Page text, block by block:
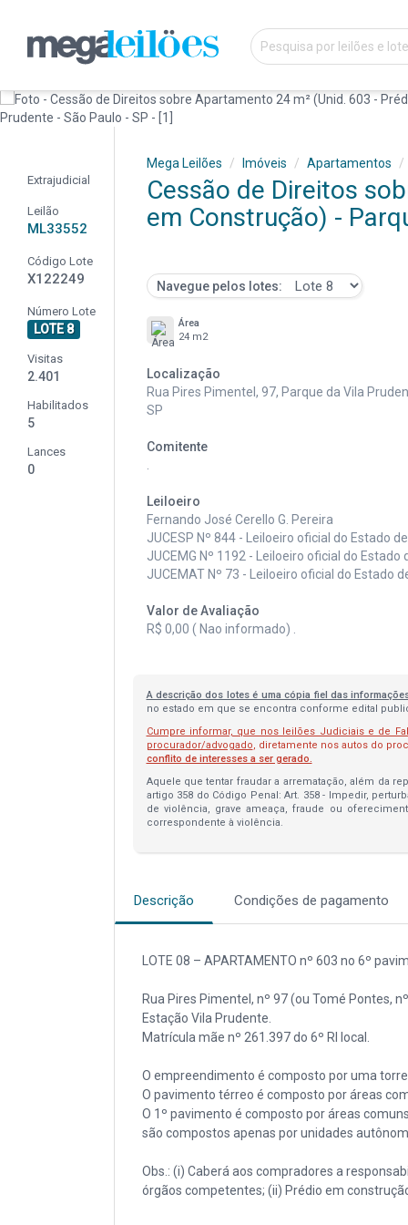
Extrajudicial
Leilão
ML33552
Código Lote
X122249
Número Lote
LOTE 8
Visitas
2.401
Habilitados
5
Lances
0
Mega Leilões Imóveis Apartamentos
Cessão de Direitos
em Construção) -
Navegue pelos lotes:
Área
24 m2
Localização
Rua Pires Pimentel, 97, Parque da Vila
SP
Comitente
Leiloeiro
Fernando José Cerello G. Pereira
JUCESP Nº 844 - Leiloeiro oficial do Estado
JUCEMG Nº 1192 - Leiloeiro oficial do Estado
JUCEMAT Nº 73 - Leiloeiro oficial do Estado
Valor de Avaliação
R$ 0,00 ( Nao informado) .
A descrição dos lotes é uma cópia fiel das
no estado em que se encontra conforme edital
Cumpre informar, que nos leilões Judiciais e de
procurador/advogado, diretamente nos autos do
conflito de interesses a ser gerado.
Aquele que tentar fraudar a arrematação, além da
artigo 358 do Código Penal: Art. 358 - Impedir,
de violência, grave ameaça, fraude ou
correspondente à violência.
Descrição Condições de pagamento
LOTE 08 – APARTAMENTO nº 603 no 6º
Rua Pires Pimentel, nº 97 (ou Tomé Pontes,
Estação Vila Prudente.
Matrícula mãe nº 261.397 do 6º RI local.
O empreendimento é composto por uma
O pavimento térreo é composto por áreas
O 1º pavimento é composto por áreas
são compostos apenas por unidades
Obs.: (i) Caberá aos compradores a
órgãos competentes; (ii) Prédio em